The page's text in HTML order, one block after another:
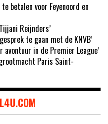
betalen voor Feyenoord en
Reijnders’
te gaan met de KNVB’
avontuur in de Premier League’
Paris Saint-